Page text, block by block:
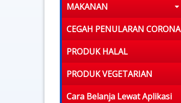
MAKANAN
CEGAH PENULARAN CORONA
PRODUK HALAL
PRODUK VEGETARIAN
Cara Belanja Lewat Aplikasi